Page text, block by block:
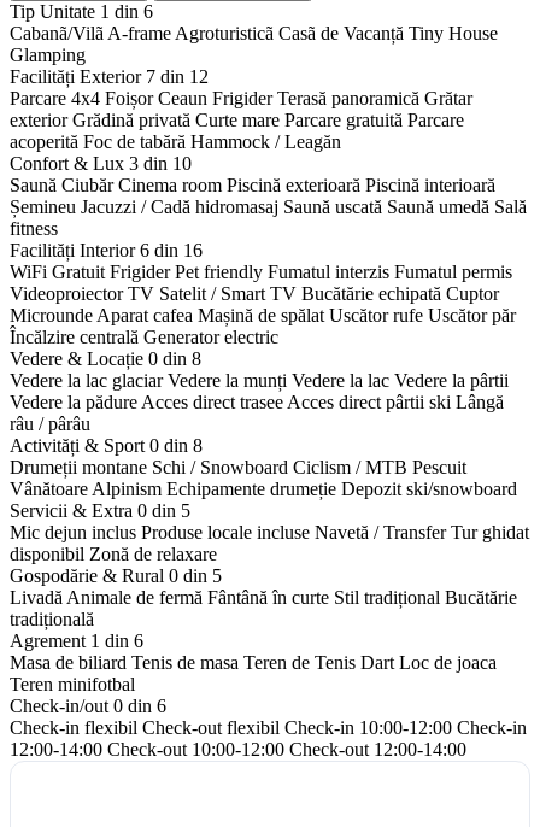
Tip Unitate 1 din 6
Cabanã/Vilã A-frame Agroturisticã Casã de Vacanță Tiny House
Glamping
Facilități Exterior 7 din 12
Parcare 4x4 Foișor Ceaun Frigider Terasă panoramică Grătar
exterior Grădină privată Curte mare Parcare gratuită Parcare
acoperită Foc de tabără Hammock / Leagăn
Confort & Lux 3 din 10
Saună Ciubăr Cinema room Piscină exterioară Piscină interioară
Șemineu Jacuzzi / Cadă hidromasaj Saună uscată Saună umedă Sală
fitness
Facilități Interior6 din 16
WiFi Gratuit Frigider Pet friendly Fumatul interzis Fumatul permis
Videoproiector TV Satelit / Smart TV Bucătărie echipată Cuptor
Microunde Aparat cafea Mașină de spălat Uscător rufe Uscător păr
Încălzire centrală Generator electric
Vedere & Locație 0 din 8
Vedere la lac glaciar Vedere la munți Vedere la lac Vedere la pârtii
Vedere la pădure Acces direct trasee Acces direct pârtii ski Lângă
râu / pârâu
Activități & Sport 0 din 8
Drumeții montane Schi / Snowboard Ciclism / MTB Pescuit
Vânătoare Alpinism Echipamente drumeție Depozit ski/snowboard
Servicii & Extra 0 din 5
Mic dejun inclus Produse locale incluse Navetă / Transfer Tur ghidat
disponibil Zonă de relaxare
Gospodărie & Rural 0 din 5
Livadă Animale de fermă Fântână în curte Stil tradițional Bucătărie
tradițională
Agrement 1 din 6
Masa de biliard Tenis de masa Teren de Tenis Dart Loc de joaca
Teren minifotbal
Check-in/out 0 din 6
Check-in flexibil Check-out flexibil Check-in 10:00-12:00 Check-in
12:00-14:00 Check-out 10:00-12:00 Check-out 12:00-14:00